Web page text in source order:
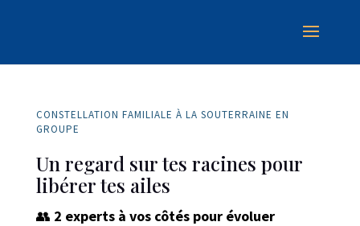
CONSTELLATION FAMILIALE À LA SOUTERRAINE EN
GROUPE
Un regard sur tes racines pour
libérer tes ailes
👥 2 experts à vos côtés pour évoluer